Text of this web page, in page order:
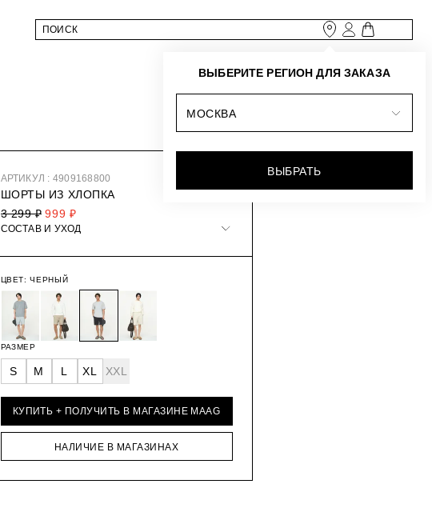
АРТИКУЛ : 4909168800
ШОРТЫ ИЗ ХЛОПКА
999 ₽
3 299 ₽
СОСТАВ И УХОД
ЦВЕТ: ЧЕРНЫЙ
РАЗМЕР
S M L XL XXL
КУПИТЬ + ПОЛУЧИТЬ В МАГАЗИНЕ MAAG
НАЛИЧИЕ В МАГАЗИНАХ
ВЫБЕРИТЕ РЕГИОН ДЛЯ ЗАКАЗА
МОСКВА
ВЫБРАТЬ